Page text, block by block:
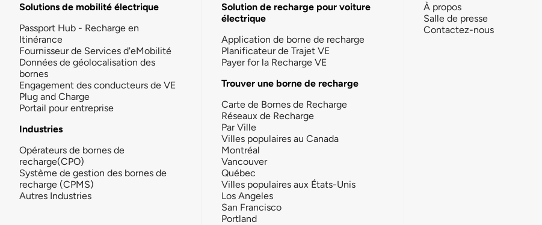
Solutions de mobilité électrique
Passport Hub - Recharge en
Itinérance
Fournisseur de Services d'eMobilité
Données de géolocalisation des
bornes
Engagement des conducteurs de VE
Plug and Charge
Portail pour entreprise
Industries
Opérateurs de bornes de
recharge(CPO)
Système de gestion des bornes de
recharge (CPMS)
Autres Industries
Solution de recharge pour voiture
électrique
Application de borne de recharge
Planificateur de Trajet VE
Payer for la Recharge VE
Trouver une borne de recharge
Carte de Bornes de Recharge
Réseaux de Recharge
Par Ville
Villes populaires au Canada
Montréal
Vancouver
Québec
Villes populaires aux États-Unis
Los Angeles
San Francisco
Portland
À propos
Salle de presse
Contactez-nous